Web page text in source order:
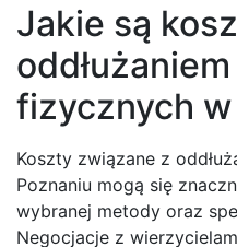
Jakie są
fizycznych w
Koszty związane z
Poznaniu mogą się
wybranej metody oraz
Negocjacje z